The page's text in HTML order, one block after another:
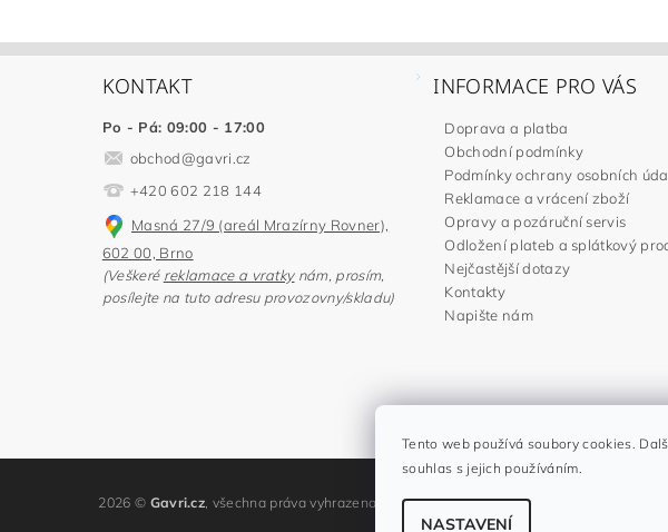
KONTAKT
Po - Pá: 09:00 - 17:00
obchod@gavri.cz
+420 602 218 144
Masná 27/9 (areál Mrazírny Rovner),
602 00, Brno
(Veškeré reklamace a vratkynám, prosím,
posílejte na tuto adresu provozovny/skladu)
INFORMACE PRO VÁS
Doprava a platba
Obchodní podmínky
Podmínky ochrany osobních
Reklamace a vrácení zboží
Opravy a pozáruční servis
Odložení plateb a splátkový
Nejčastější dotazy
Kontakty
Napište nám
2026 © Gavri.cz , všechna práva vyhrazena
Tento web používá soubory cookies.
souhlas s jejich používáním.
NASTAVENÍ